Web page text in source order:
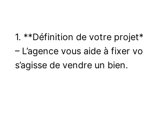
1. **Définition de votre
– L’agence vous aide à fixer
s’agisse de vendre un bien.